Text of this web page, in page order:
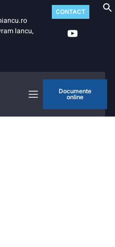
Iancu,
CONTACT
Documente
online